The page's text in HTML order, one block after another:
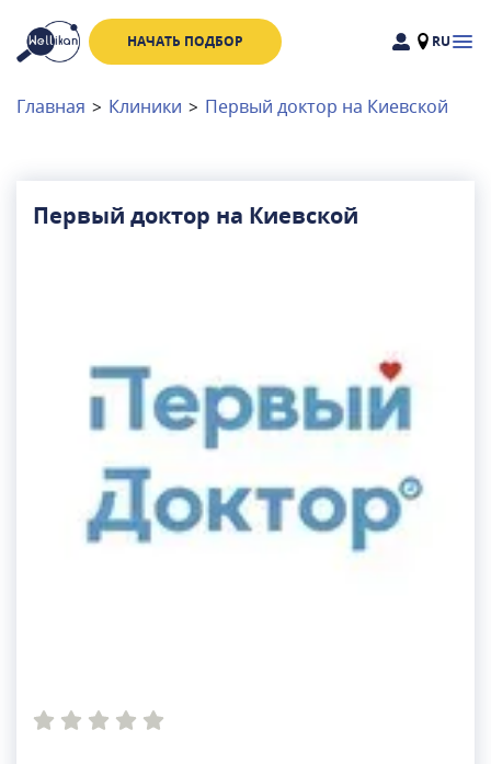
НАЧАТЬ ПОДБОР RU
Доктора
Клиники
Главная > Клиники > Первый доктор на Киевской
Первый доктор на Киевской